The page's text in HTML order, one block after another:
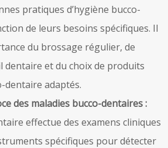
pratiques d’hygiène bucco-
de leurs besoins spécifiques. Il
du brossage régulier, de
dentaire et du choix de produits
dentaire adaptés.
des maladies bucco-dentaires :
effectue des examens cliniques
spécifiques pour détecter